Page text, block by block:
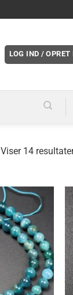
LOG IND / OPRET
Viser 14